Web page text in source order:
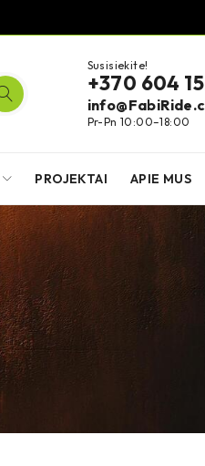
Susisiekite!
+370 604
Pr-Pn 10:00–18:00
PROJEKTAI APIE MUS